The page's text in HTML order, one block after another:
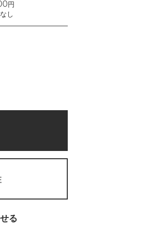
円
し
る